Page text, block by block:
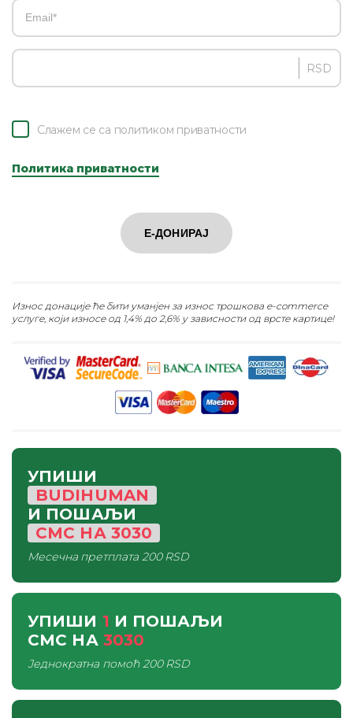
RSD
Слажем се са политиком приватности
Политика приватности
Е-ДОНИРАЈ
Износ донације ће бити уманјен за износ трошкова e-commerce
услуге, који износе од 1,4% до 2,6% у зависности од врсте картице!
УПИШИ
BUDIHUMAN
И ПОШАЉИ
СМС НА3030
Месечна претплата200 RSD
УПИШИ 1 И ПОШАЉИ
СМС НА 3030
Једнократна помоћ200 RSD